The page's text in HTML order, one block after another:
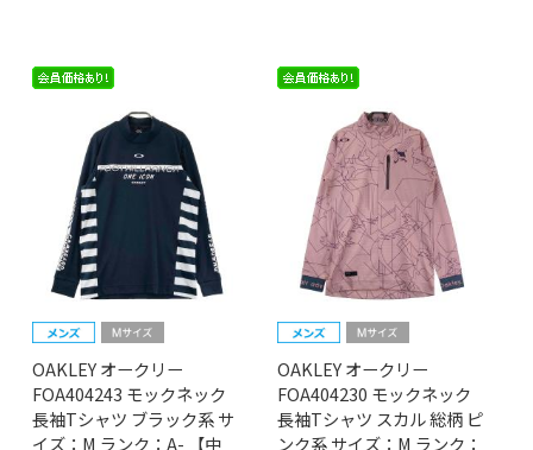
OAKLEY オークリー
FOA404243 モックネック
長袖Tシャツ ブラック系 サ
イズ：M ランク：A- 【中
OAKLEY オークリー
FOA404230 モックネック
長袖Tシャツ スカル 総柄 ピ
ンク系 サイズ：M ランク：